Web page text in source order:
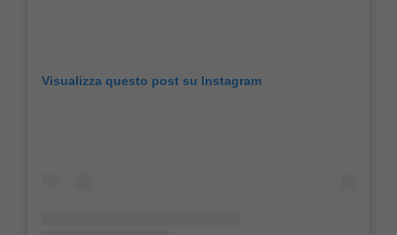
Visualizza questo post su Instagram